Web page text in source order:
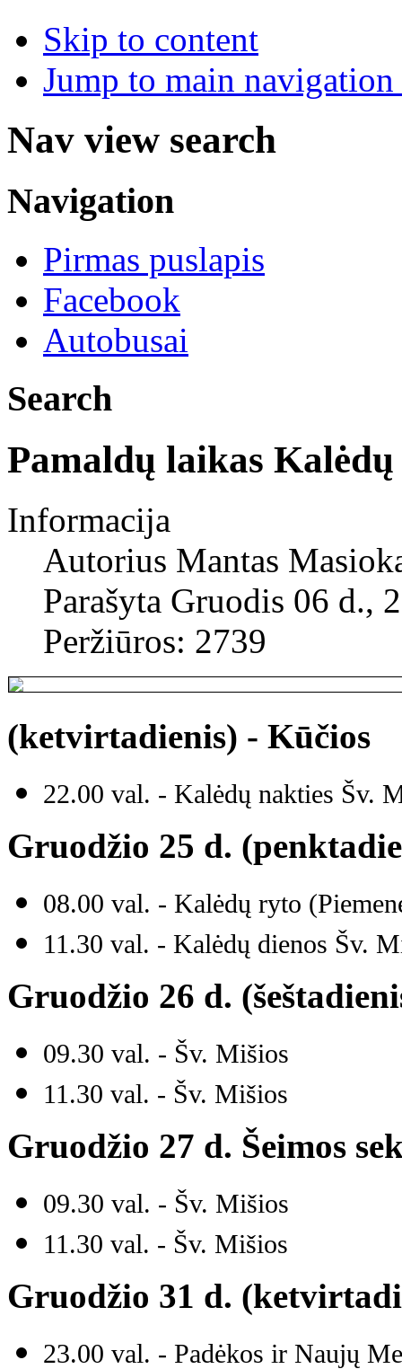
Skip to content
Jump to main
Nav view search
Navigation
Pirmas puslapis
Facebook
Autobusai
Search
Pamaldų laikas
Informacija
Autorius Mantas
Parašyta Gruodis 06 d.,
Peržiūros: 2739
(ketvirtadienis) - Kūčios
22.00 val. - Kalėdų nakties Šv.
Gruodžio 25 d.
08.00 val. - Kalėdų ryto
11.30 val. - Kalėdų dienos Šv.
Gruodžio 26 d.
09.30 val. - Šv. Mišios
11.30 val. - Šv. Mišios
Gruodžio 27 d. Šeimos
09.30 val. - Šv. Mišios
11.30 val. - Šv. Mišios
Gruodžio 31 d.
23.00 val. - Padėkos ir Naujų